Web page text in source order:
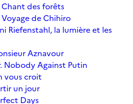
Chant des forêts
Voyage de Chihiro
Riefenstahl, la lumière et les
Aznavour
Nobody Against Putin
vous croit
un jour
Days